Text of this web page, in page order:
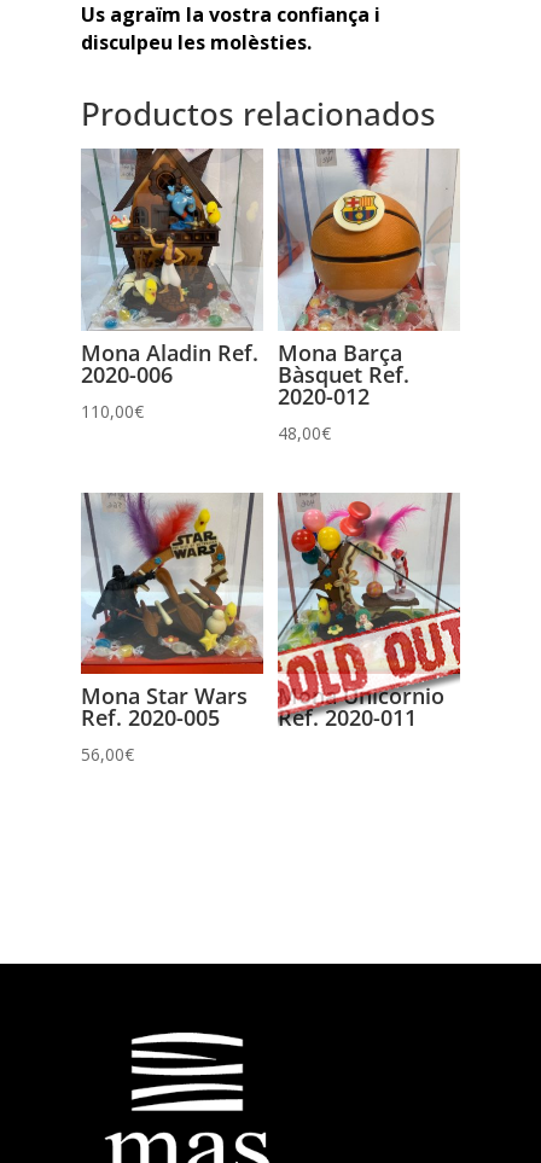
Us agraïm la vostra confiança i
disculpeu les molèsties.
Productos relacionados
Mona Aladin Ref.
2020-006
110,00€
Mona Barça
Bàsquet Ref.
2020-012
48,00€
Mona Star Wars
Ref. 2020-005
56,00€
Mona Unicornio
Ref. 2020-011